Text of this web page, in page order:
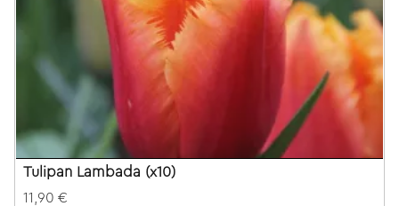
Tulipan Lambada (x10)
11,90 €